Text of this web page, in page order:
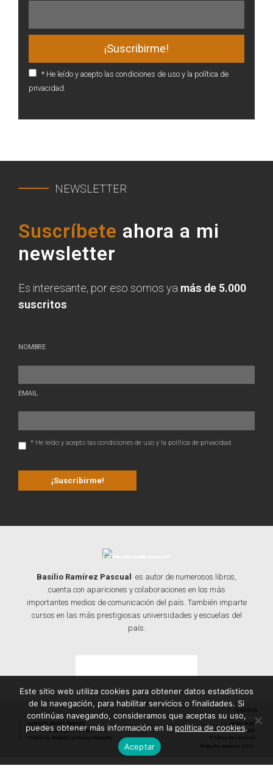
* He leído y acepto las condiciones de uso y la política de
privacidad.
NEWSLETTER
Suscríbete ahora a mi
newsletter
Es interesante, por eso somos ya más de 5.000
suscritos
NOMBRE
EMAIL
* He leído y acepto las condiciones de uso y la política de privacidad.
Basilio Ramírez Pascual es autor de numerosos libros,
cuenta con apariciones y colaboraciones en los más
importantes medios de comunicación del país. También imparte
cursos en las más prestigiosas universidades y escuelas del
país.
IR ARRIBA
Linkedin: Basilio Ramírez
Correo: basilio@basilioramirez.es
Sedes en: Madrid, La Rioja y Marbella
Aviso legal
Política de privacidad
Política de cookies
© Basilio Ramírez 2020.
Este sitio web utiliza cookies para obtener datos estadísticos
de la navegación, para habilitar servicios o finalidades. Si
continúas navegando, consideramos que aceptas su uso,
puedes obtener más información en la política de cookies.
Aceptar